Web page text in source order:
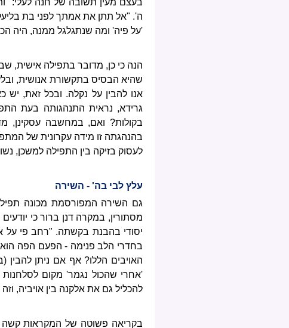
ה'. "אל תתן את אמתך לפני בת
'על פיה' ומה שנתגלגל ממנה, היה
הנה כי כן, מדובר בתפילה אישית,
שהיא הבסיס בתקשורת אנושית,
אנו להבין על נקלה. ובכל זאת, יש
גרידא, נראית התנהגותה בעת
בקולות? ואם, במחשבה עסקינן,
בהנהגתה זו מידה עקרונית של
לעסוק בזיקה בין התפילה למשכן,
עלץ לבי בה' - השירה
גם השירה המפורסמת מכונה
מסתורין, במקרה דנן ברור כי
יסודי בהבנת בקשתה. "רחב פי על
בחדרי הלב פנימה - הפעם הפה הוא
האויבים הללו? אף אם ניתן
'אחרי שהכול נגמר' מקום לסלחנות
להכליל גם את אלקנה בין אויביה, וזה
בקריאה פשוטה של המקראות קשה